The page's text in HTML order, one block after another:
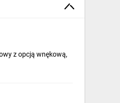
z opcją wnękową,